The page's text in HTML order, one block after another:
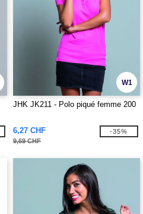
W1
JHK JK211 - Polo piqué femme 200
6,27 CHF
9,69 CHF
-35%